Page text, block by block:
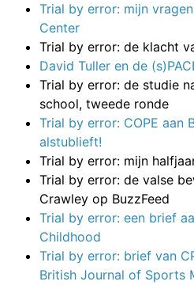
Trial by error: mijn
Center
Trial by error: de klacht
David Tuller en de
Trial by error: de studie
school, tweede ronde
Trial by error: COPE aan
alstublieft!
Trial by error: mijn
Trial by error: de valse
Crawley op BuzzFeed
Trial by error: een brief
Childhood
Trial by error: brief van
British Journal of Sports